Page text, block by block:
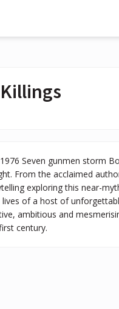
Seven gunmen storm
From the acclaimed
exploring this near-
of a host of
ambitious and
century.